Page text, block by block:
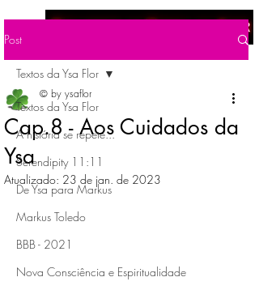
Menu
Post
Textos da Ysa Flor
A história se repete...
Serendipity 11:11
De Ysa para Markus
Markus Toledo
BBB - 2021
Nova Consciência e Espiritualidade
Textos da Ysa Flor
Cap.8 - Aos Cuidados da
Ysa
© by ysaflor
Atualizado: 23 de jan. de 2023